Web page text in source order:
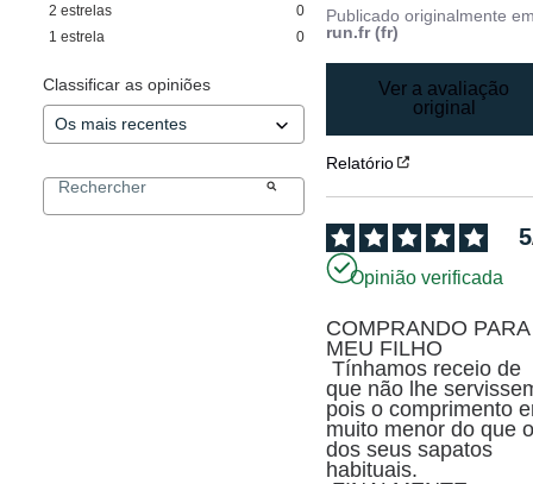
2 estrelas
0
1 estrela 0
Classificar as opiniões
Publicado originalmente
run.fr (fr)
Ver a avaliação
original
Relatório
5
Opinião verificada
COMPRANDO PARA
MEU FILHO
Tínhamos receio de
que não lhe
pois o comprimento
muito menor do que
dos seus sapatos
habituais.